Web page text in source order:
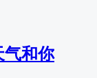
气和你